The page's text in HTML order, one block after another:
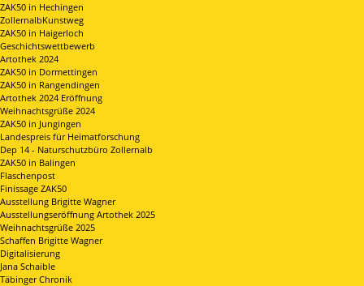
ZAK50 in Hechingen
ZollernalbKunstweg
ZAK50 in Haigerloch
Geschichtswettbewerb
Artothek 2024
ZAK50 in Dormettingen
ZAK50 in Rangendingen
Artothek 2024 Eröffnung
Weihnachtsgrüße 2024
ZAK50 in Jungingen
Landespreis für Heimatforschung
Dep 14 - Naturschutzbüro Zollernalb
ZAK50 in Balingen
Flaschenpost
Finissage ZAK50
Ausstellung Brigitte Wagner
Ausstellungseröffnung Artothek 2025
Weihnachtsgrüße 2025
Schaffen Brigitte Wagner
Digitalisierung
Jana Schaible
Täbinger Chronik